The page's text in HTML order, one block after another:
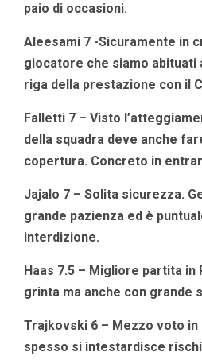
paio di occasioni.
Aleesami 7 -Sicuramente in
giocatore che siamo abituati
riga della prestazione con il
Falletti 7 – Visto
della squadra deve anche
copertura. Concreto in
Jajalo 7 – Solita sicurezza.
grande pazienza ed è
interdizione.
Haas 7.5 – Migliore partita in
grinta ma anche con grande
Trajkovski 6 – Mezzo voto
spesso si intestardisce